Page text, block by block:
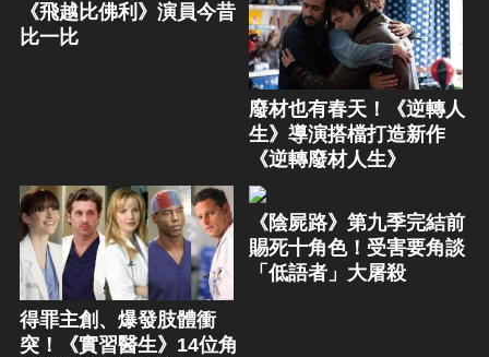
《飛越比佛利》演員今昔
比一比
廢材也有春天！《逆轉人
生》導演搭檔打造新作
《逆轉廢材人生》
得罪主創、爆發肢體衝
突！《實習醫生》14位角
《陰屍路》第九季完結前
賜死十角色！受害要角談
「低語者」大屠殺